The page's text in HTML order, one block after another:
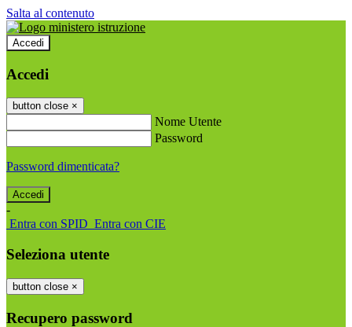
Salta al contenuto
Accedi
Accedi
button close ×
Nome Utente
Password
Password dimenticata?
-
Entra con SPID Entra con CIE
Seleziona utente
button close ×
Recupero password